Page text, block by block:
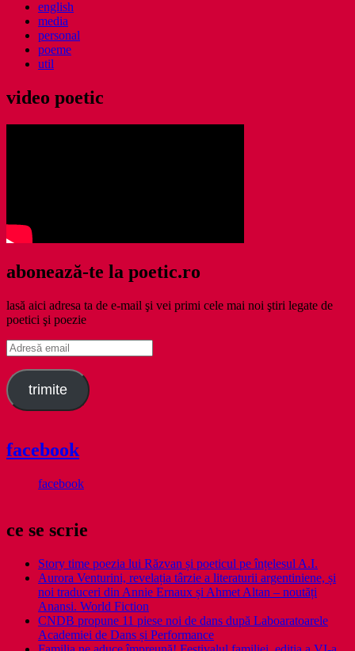
english
media
personal
poeme
util
video poetic
abonează-te la poetic.ro
lasă aici adresa ta de e-mail şi vei primi cele mai noi ştiri legate de
poetici şi poezie
Adresă
email
trimite
facebook
facebook
ce se scrie
Story time poezia lui Răzvan și poeticul pe înțelesul A.I.
Aurora Venturini, revelația târzie a literaturii argentiniene, și
noi traduceri din Annie Ernaux și Ahmet Altan – noutăți
Anansi. World Fiction
CNDB propune 11 piese noi de dans după Laboaratoarele
Academiei de Dans și Performance